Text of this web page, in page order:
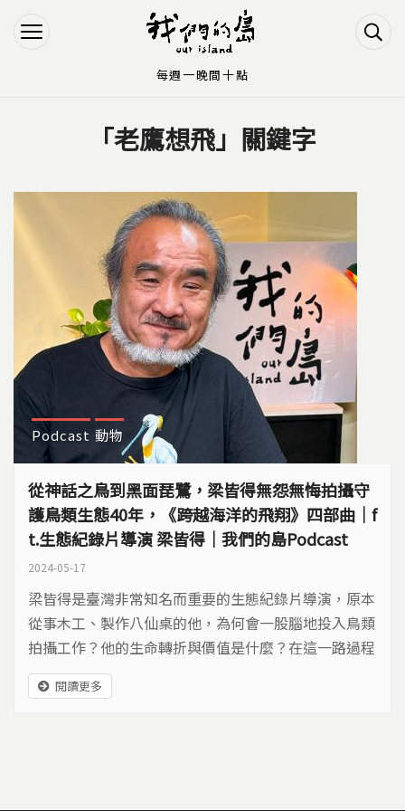
Jump to Navigation
Jump to Main content
「老鷹想飛」關鍵字
Podcast 動物
從神話之鳥到黑面琵鷺，梁皆得無怨無悔拍攝守
護鳥類生態40年，《跨越海洋的飛翔》四部曲｜f
t.生態紀錄片導演 梁皆得｜我們的島Podcast
2024-05-17
梁皆得是臺灣非常知名而重要的生態紀錄片導演，原本
從事木工、製作八仙桌的他，為何會一股腦地投入鳥類
拍攝工作？他的生命轉折與價值是什麼？在這一路過程
中，又遇到什麼挫折困難呢？
閱讀更多
每週一晚間十點